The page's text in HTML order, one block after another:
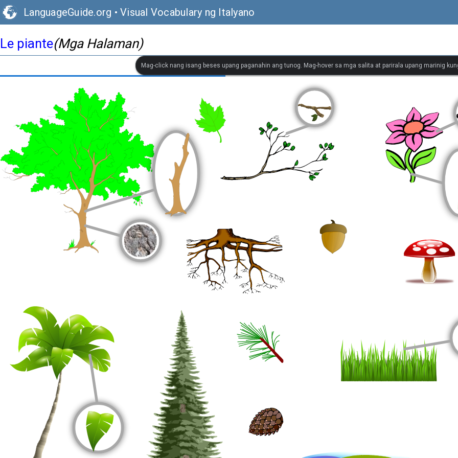
LanguageGuide.org • Visual Vocabulary ng Italyano
Le piante(Mga Halaman)
Mag-click nang isang beses upang paganahin ang tunog. Mag-hover sa mga salita at parirala upang marinig